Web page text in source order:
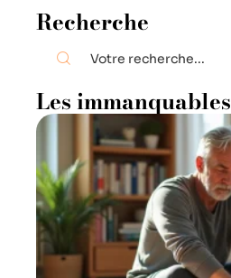
Recherche
Les immanquables